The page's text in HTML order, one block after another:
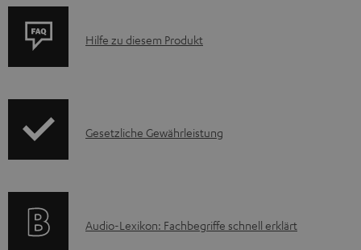
e
z
e
P
u
A
Hilfe zu diesem Produkt
I
r
Gesetzliche Gewährleistung
A
Audio-Lexikon: Fachbegriffe schnell erklärt